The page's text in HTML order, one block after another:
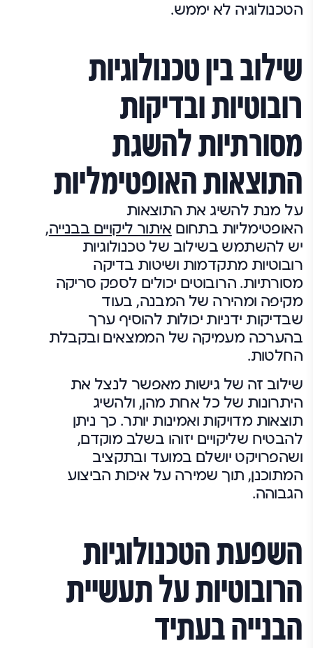
הטכנולוגיה לא יממש.
שילוב בין טכנולוגיות
רובוטיות ובדיקות
מסורתיות להשגת
התוצאות האופטימליות
על מנת להשיג את התוצאות
האופטימליות בתחום איתור ליקויים בבנייה,
יש להשתמש בשילוב של טכנולוגיות
רובוטיות מתקדמות ושיטות בדיקה
מסורתיות. הרובוטים יכולים לספק סריקה
מקיפה ומהירה של המבנה, בעוד
שבדיקות ידניות יכולות להוסיף ערך
בהערכה מעמיקה של הממצאים ובקבלת
החלטות.
שילוב זה של גישות מאפשר לנצל את
היתרונות של כל אחת מהן, ולהשיג
תוצאות מדויקות ואמינות יותר. כך ניתן
להבטיח שליקויים יזוהו בשלב מוקדם,
ושהפרויקט יושלם במועד ובתקציב
המתוכנן, תוך שמירה על איכות הביצוע
הגבוהה.
השפעת הטכנולוגיות
הרובוטיות על תעשיית
הבנייה בעתיד